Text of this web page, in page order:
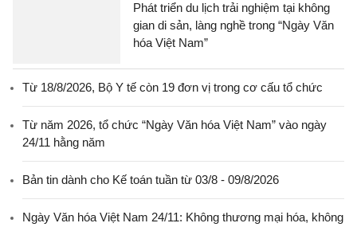
Phát triển du lịch trải nghiệm tại không
gian di sản, làng nghề trong “Ngày Văn
hóa Việt Nam”
Từ 18/8/2026, Bộ Y tế còn 19 đơn vị trong cơ cấu tổ chức
Từ năm 2026, tổ chức “Ngày Văn hóa Việt Nam” vào ngày
24/11 hằng năm
Bản tin dành cho Kế toán tuần từ 03/8 - 09/8/2026
Ngày Văn hóa Việt Nam 24/11: Không thương mại hóa, không